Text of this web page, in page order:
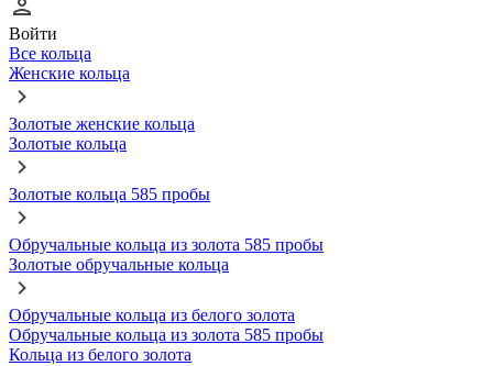
Войти
Все кольца
Женские кольца
Золотые женские кольца
Золотые кольца
Золотые кольца 585 пробы
Обручальные кольца из золота 585 пробы
Золотые обручальные кольца
Обручальные кольца из белого золота
Обручальные кольца из золота 585 пробы
Кольца из белого золота